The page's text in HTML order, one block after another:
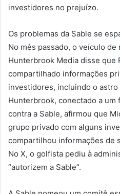
investidores no prejuízo.
Os problemas da Sable se
No mês passado, o veículo
Hunterbrook Media disse que
compartilhado informações
investidores, incluindo o
Hunterbrook, conectado a um
contra a Sable, afirmou que
grupo privado com alguns
compartilhou informações de
No X, o golfista pediu à
“autorizem a Sable”.